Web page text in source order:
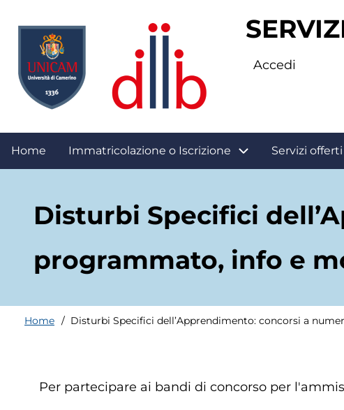
contenuto
principale
Accedi
Apri
navigazione
Home Immatricolazione o Iscrizione Servizi offerti
Disturbi Specifici
programmato, info e
Briciole
pane
Home Disturbi Specifici dell’Apprendimento: concorsi a
Per partecipare ai bandi di concorso per